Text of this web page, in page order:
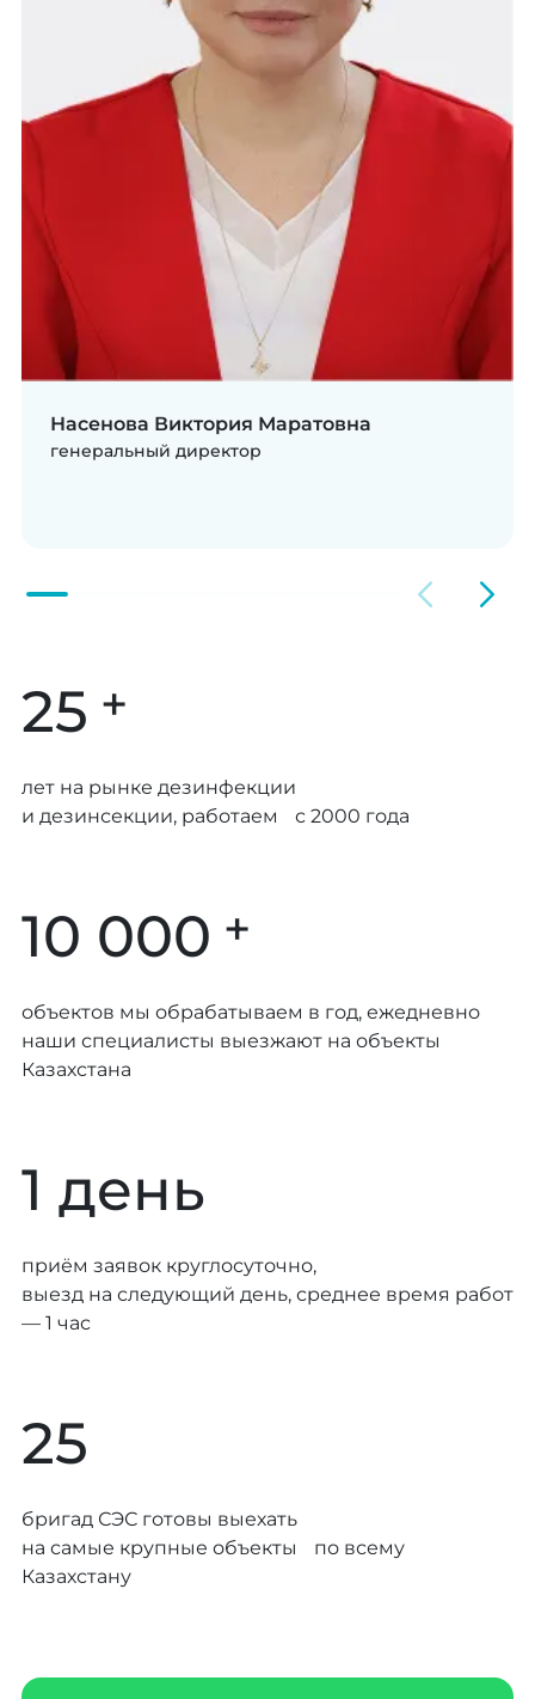
Насенова Виктория Маратовна
генеральный директор
25 +
лет на рынке дезинфекции
и дезинсекции, работаем с 2000 года
10 000 +
объектов мы обрабатываем в год, ежедневно
наши специалисты выезжают на объекты
Казахстана
1 день
приём заявок круглосуточно,
выезд на следующий день, среднее время работ
— 1 час
25
бригад СЭС готовы выехать
на самые крупные объекты по всему
Казахстану